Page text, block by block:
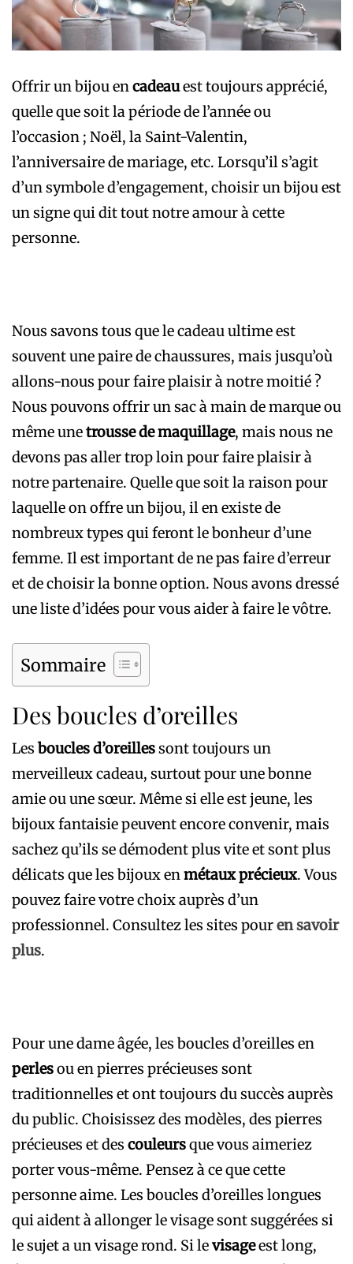
Offrir un bijou encadeauest toujours apprécié,
quelle que soit la période de l’année ou
l’occasion ; Noël, la Saint-Valentin,
l’anniversaire de mariage, etc. Lorsqu’il s’agit
d’un symbole d’engagement, choisir un bijou est
un signe qui dit tout notre amour à cette
personne.
Nous savons tous que le cadeau ultime est
souvent une paire de chaussures, mais jusqu’où
allons-nous pour faire plaisir à notre moitié ?
Nous pouvons offrir un sac à main de marque ou
même unetrousse de maquillage, mais nous ne
devons pas aller trop loin pour faire plaisir à
notre partenaire. Quelle que soit la raison pour
laquelle on offre un bijou, il en existe de
nombreux types qui feront le bonheur d’une
femme. Il est important de ne pas faire d’erreur
et de choisir la bonne option. Nous avons dressé
une liste d’idées pour vous aider à faire le vôtre.
Sommaire
Des boucles d’oreilles
Les boucles d’oreillessont toujours un
merveilleux cadeau, surtout pour une bonne
amie ou une sœur. Même si elle est jeune, les
bijoux fantaisie peuvent encore convenir, mais
sachez qu’ils se démodent plus vite et sont plus
délicats que les bijoux enmétaux précieux. Vous
pouvez faire votre choix auprès d’un
professionnel. Consultez les sites pouren savoir
plus.
Pour une dame âgée, les boucles d’oreilles en
perlesou en pierres précieuses sont
traditionnelles et ont toujours du succès auprès
du public. Choisissez des modèles, des pierres
précieuses et des couleursque vous aimeriez
porter vous-même. Pensez à ce que cette
personne aime. Les boucles d’oreilles longues
qui aident à allonger le visage sont suggérées si
le sujet a un visage rond. Si levisageest long,